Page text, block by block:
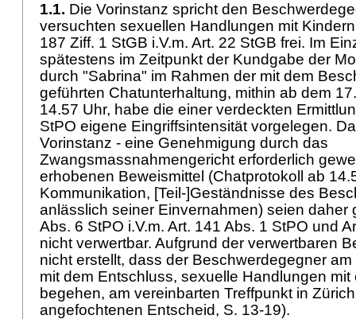
1.1. Die Vorinstanz spricht den
versuchten sexuellen Handlungen mit
187 Ziff. 1 StGB i.V.m. Art. 22 StGB frei. Im
spätestens im Zeitpunkt der Kundgabe der
durch "Sabrina" im Rahmen der mit dem
geführten Chatunterhaltung, mithin ab dem
14.57 Uhr, habe die einer verdeckten
StPO eigene Eingriffsintensität vorgelegen.
Vorinstanz - eine Genehmigung durch das
Zwangsmassnahmengericht erforderlich
erhobenen Beweismittel (Chatprotokoll ab
Kommunikation, [Teil-]Geständnisse des
anlässlich seiner Einvernahmen) seien daher
Abs. 6 StPO i.V.m. Art. 141 Abs. 1 StPO und
nicht verwertbar. Aufgrund der verwertbaren
nicht erstellt, dass der Beschwerdegegner
mit dem Entschluss, sexuelle Handlungen mit
begehen, am vereinbarten Treffpunkt in
angefochtenen Entscheid, S. 13-19).